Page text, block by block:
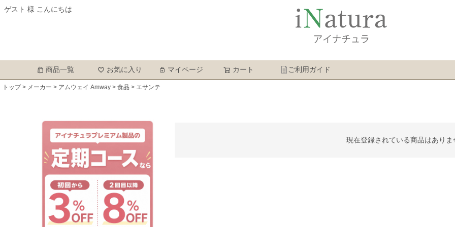
ゲスト 様 こんにちは
商品一覧 お気に入り マイページ カート ご利用ガイド
トップ メーカー アムウェイ Amway 食品 エサンテ
現在登録されている商品はありま